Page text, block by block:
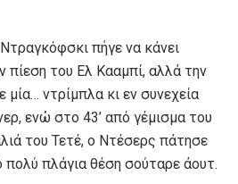
πήγε να κάνει
πίεση του Ελ Κααμπί, αλλά την
μία… ντρίμπλα κι εν συνεχεία
ενώ στο 43’ από γέμισμα του
του Τετέ, ο Ντέσερς πάτησε
πλάγια θέση σούταρε άουτ.